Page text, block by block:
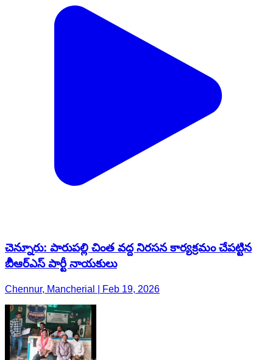
చెన్నూరు: పారుపల్లి చింత వద్ద నిరసన కార్యక్రమం చేపట్టిన
బీిఆర్ఎస్ పార్టీ నాయకులు
Chennur, Mancherial | Feb 19, 2026